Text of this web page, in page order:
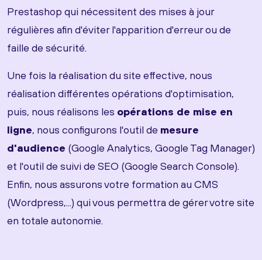
Prestashop qui nécessitent des mises à jour
régulières afin d'éviter l'apparition d'erreur ou de
faille de sécurité.
Une fois la réalisation du site effective, nous
réalisation différentes opérations d'optimisation,
puis, nous réalisons les opérations de mise en
ligne, nous configurons l'outil de mesure
d'audience (Google Analytics, Google Tag Manager)
et l'outil de suivi de SEO (Google Search Console).
Enfin, nous assurons votre formation au CMS
(Wordpress,...) qui vous permettra de gérer votre site
en totale autonomie.